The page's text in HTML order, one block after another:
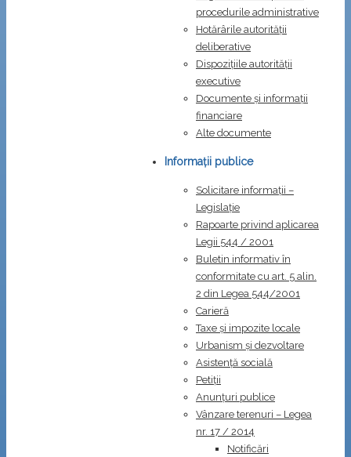
procedurile administrative
Hotărârile autorității
deliberative
Dispozițiile autorității
executive
Documente și informații
financiare
Alte documente
Informații publice
Solicitare informații –
Legislație
Rapoarte privind aplicarea
Legii 544 / 2001
Buletin informativ în
conformitate cu art. 5 alin.
2 din Legea 544/2001
Carieră
Taxe și impozite locale
Urbanism și dezvoltare
Asistență socială
Petiții
Anunțuri publice
Vânzare terenuri – Legea
nr. 17 / 2014
Notificări